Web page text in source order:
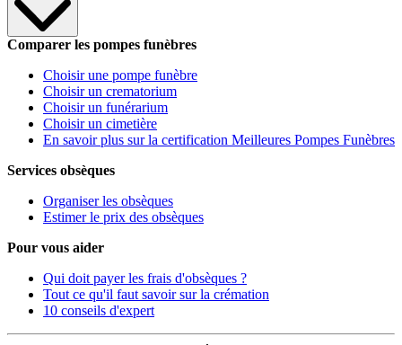
Comparer les pompes funèbres
Choisir une pompe funèbre
Choisir un crematorium
Choisir un funérarium
Choisir un cimetière
En savoir plus sur la certification Meilleures Pompes Funèbres
Services obsèques
Organiser les obsèques
Estimer le prix des obsèques
Pour vous aider
Qui doit payer les frais d'obsèques ?
Tout ce qu'il faut savoir sur la crémation
10 conseils d'expert